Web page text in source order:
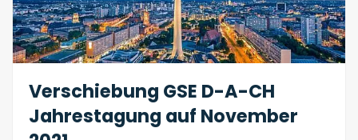
Verschiebung GSE D-A-CH
Jahrestagung auf November